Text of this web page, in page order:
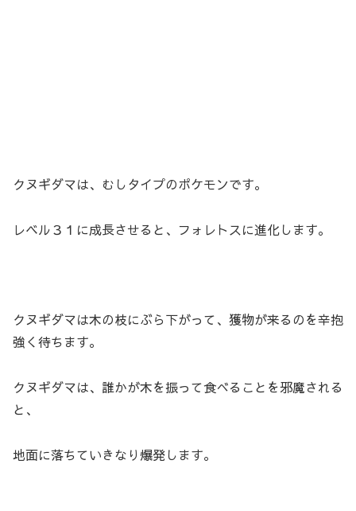
クヌギダマは、むしタイプのポケモンです。
レベル３１に成長させると、フォレトスに進化します。
クヌギダマは木の枝にぶら下がって、獲物が来るのを辛抱
強く待ちます。
クヌギダマは、誰かが木を振って食べることを邪魔される
と、
地面に落ちていきなり爆発します。